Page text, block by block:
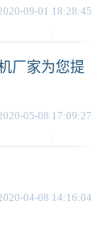
09-01 18:28:45
厂家为您提
05-08 17:09:27
04-08 14:16:04